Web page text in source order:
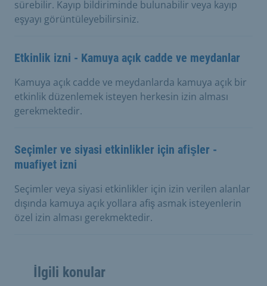
sürebilir. Kayıp bildiriminde bulunabilir veya kayıp
eşyayı görüntüleyebilirsiniz.
Etkinlik izni - Kamuya açık cadde ve meydanlar
Kamuya açık cadde ve meydanlarda kamuya açık bir
etkinlik düzenlemek isteyen herkesin izin alması
gerekmektedir.
Seçimler ve siyasi etkinlikler için afişler -
muafiyet izni
Seçimler veya siyasi etkinlikler için izin verilen alanlar
dışında kamuya açık yollara afiş asmak isteyenlerin
özel izin alması gerekmektedir.
İlgili konular